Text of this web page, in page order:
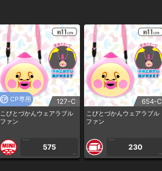
CP専用 127-C
こびとづかんウェアラブル
ファン
1PLAY
575
CP
654-C
こびとづかんウェアラブル
ファン
1PLAY
230
CP